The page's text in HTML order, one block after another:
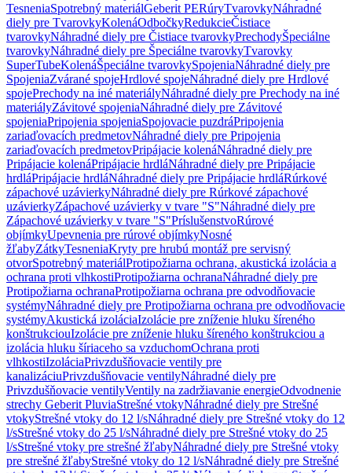
TesneniaSpotrebný materiálGeberit PERúryTvarovkyNáhradné
diely pre TvarovkyKolenáOdbočkyRedukcieČistiace
tvarovkyNáhradné diely pre Čistiace tvarovkyPrechodyŠpeciálne
tvarovkyNáhradné diely pre Špeciálne tvarovkyTvarovky
SuperTubeKolenáŠpeciálne tvarovkySpojeniaNáhradné diely pre
SpojeniaZvárané spojeHrdlové spojeNáhradné diely pre Hrdlové
spojePrechody na iné materiályNáhradné diely pre Prechody na iné
materiályZávitové spojeniaNáhradné diely pre Závitové
spojeniaPripojenia spojeniaSpojovacie puzdráPripojenia
zariaďovacích predmetovNáhradné diely pre Pripojenia
zariaďovacích predmetovPripájacie kolenáNáhradné diely pre
Pripájacie kolenáPripájacie hrdláNáhradné diely pre Pripájacie
hrdláPripájacie hrdláNáhradné diely pre Pripájacie hrdláRúrkové
zápachové uzávierkyNáhradné diely pre Rúrkové zápachové
uzávierkyZápachové uzávierky v tvare "S"Náhradné diely pre
Zápachové uzávierky v tvare "S"PríslušenstvoRúrové
objímkyUpevnenia pre rúrové objímkyNosné
žľabyZátkyTesneniaKryty pre hrubú montáž pre servisný
otvorSpotrebný materiálProtipožiarna ochrana, akustická izolácia a
ochrana proti vlhkostiProtipožiarna ochranaNáhradné diely pre
Protipožiarna ochranaProtipožiarna ochrana pre odvodňovacie
systémyNáhradné diely pre Protipožiarna ochrana pre odvodňovacie
systémyAkustická izoláciaIzolácie pre zníženie hluku šíreného
konštrukciouIzolácie pre zníženie hluku šíreného konštrukciou a
izolácia hluku šíriaceho sa vzduchomOchrana proti
vlhkostiIzoláciaPrivzdušňovacie ventily pre
kanalizáciuPrivzdušňovacie ventilyNáhradné diely pre
Privzdušňovacie ventilyVentily na zadržiavanie energieOdvodnenie
strechy Geberit PluviaStrešné vtokyNáhradné diely pre Strešné
vtokyStrešné vtoky do 12 l/sNáhradné diely pre Strešné vtoky do 12
l/sStrešné vtoky do 25 l/sNáhradné diely pre Strešné vtoky do 25
l/sStrešné vtoky pre strešné žľabyNáhradné diely pre Strešné vtoky
pre strešné žľabyStrešné vtoky do 12 l/sNáhradné diely pre Strešné